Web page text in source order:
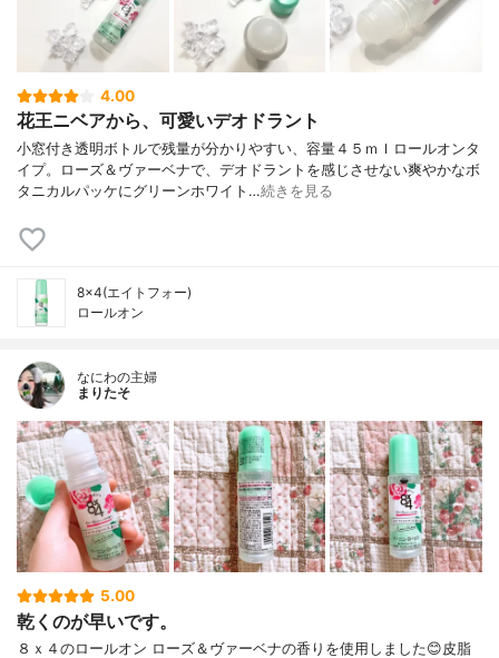
4.00
花王ニベアから、可愛いデオドラント
小窓付き透明ボトルで残量が分かりやすい、容量４５ｍｌロールオンタ
イプ。ローズ＆ヴァーベナで、デオドラントを感じさせない爽やかなボ
タニカルパッケにグリーンホワイト…続きを見る
8×4(エイトフォー)
ロールオン
なにわの主婦
まりたそ
5.00
乾くのが早いです。
８ｘ４のロールオン ローズ＆ヴァーベナの香りを使用しました😊皮脂